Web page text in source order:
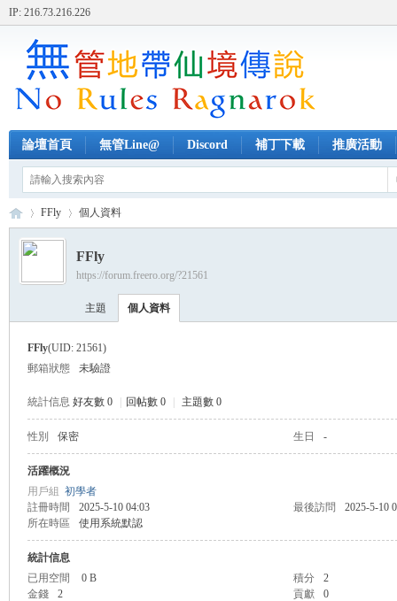
IP: 216.73.216.226
論壇首頁 無管Line@ Discord 補丁下載 推廣活動
›
FFly
›
個人資料
FFly
https://forum.freero.org/?21561
主題 個人資料
FFly(UID: 21561)
郵箱狀態
未驗證
統計信息 好友數 0 回帖數 0 主題數 0
性別 保密 生日 -
活躍概況
用戶組 初學者
註冊時間
2025-5-10 04:03 最後訪問
2025-5-10
所在時區
使用系統默認
統計信息
已用空間
0 B 積分
2
金錢
2 貢獻 0